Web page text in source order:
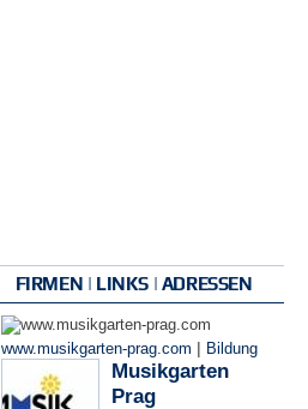
FIRMEN | LINKS | ADRESSEN
www.musikgarten-prag.com | Bildung
Musikgarten
Prag